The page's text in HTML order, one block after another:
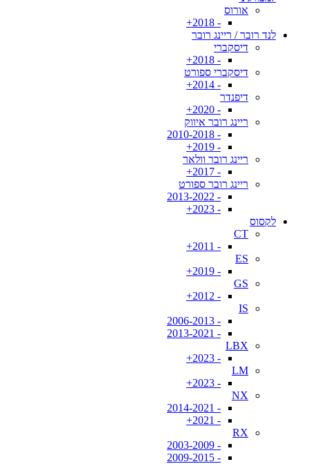
אורוס
- 2018+
לנד רובר / ריינג רובר
דיסקברי
- 2018+
דיסקברי ספורט
- 2014+
דיפנדר
- 2020+
ריינג רובר איווק
- 2010-2018
- 2019+
ריינג רובר וולאר
- 2017+
ריינג רובר ספורט
- 2013-2022
- 2023+
לקסוס
CT
- 2011+
ES
- 2019+
GS
- 2012+
IS
- 2006-2013
- 2013-2021
LBX
- 2023+
LM
- 2023+
NX
- 2014-2021
- 2021+
RX
- 2003-2009
- 2009-2015